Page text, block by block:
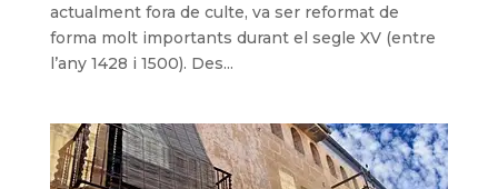
actualment fora de culte, va ser reformat de
forma molt importants durant el segle XV (entre
l’any 1428 i 1500). Des...